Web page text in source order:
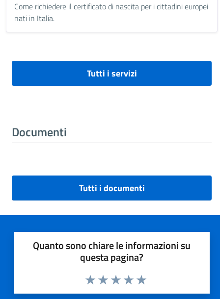
Come richiedere il certificato di nascita per i cittadini europei
nati in Italia.
Tutti i servizi
Documenti
Tutti i documenti
Quanto sono chiare le informazioni su
questa pagina?
Valuta 5 stelle su 5
Valuta 4 stelle su 5
Valuta 3 stelle su 5
Valuta 2 stelle su 5
Valuta 1 stelle su 5